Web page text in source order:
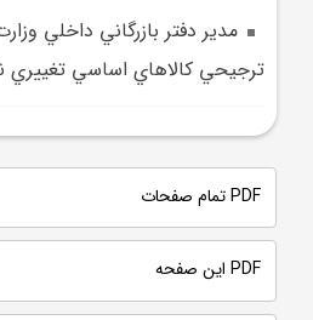
مدير دفتر بازرگاني داخلي
ترجيحي کالا‌هاي اساسي تغييري
PDF تمام صفحات
PDF این صفحه